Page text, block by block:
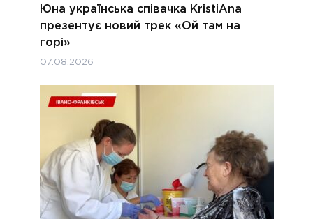
Юна українська співачка KristiAna
презентує новий трек «Ой там на
горі»
07.08.2026